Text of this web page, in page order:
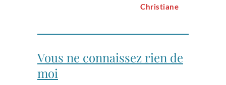
Christiane
Vous ne connaissez rien de
moi